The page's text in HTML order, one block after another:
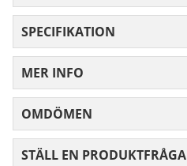
SPECIFIKATION
MER INFO
OMDÖMEN
STÄLL EN PRODUKTFRÅGA